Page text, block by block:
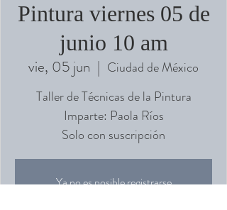
Pintura viernes 05 de
junio 10 am
vie, 05 jun
  |
Ciudad de México
Taller de Técnicas de la Pintura
Imparte: Paola Ríos
Solo con suscripción
Ya no es posible registrarse